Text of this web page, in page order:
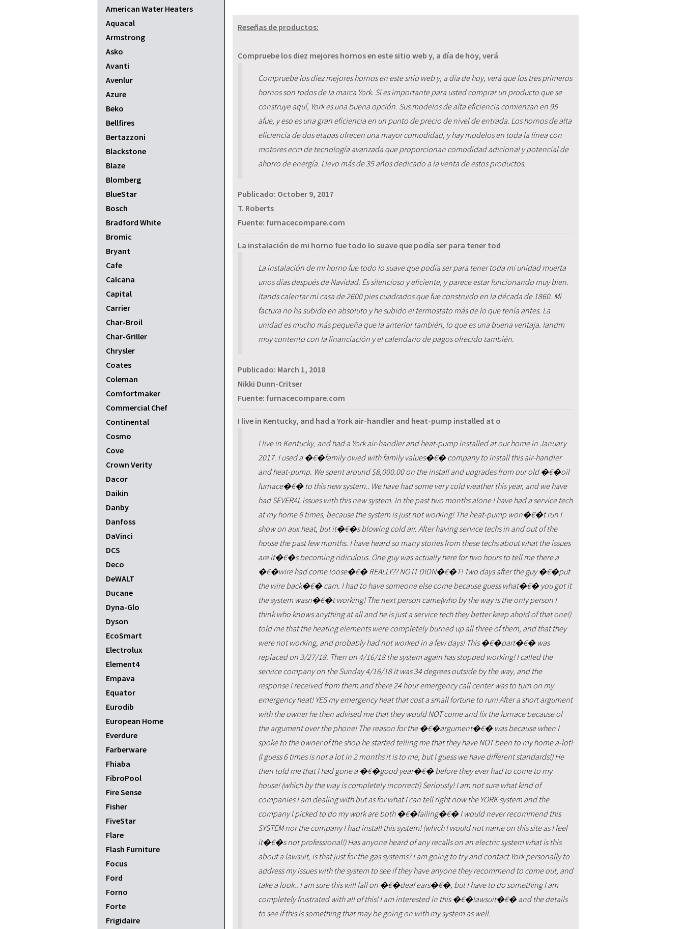
American Water Heaters
Aquacal
Armstrong
Asko
Avanti
Avenlur
Azure
Beko
Bellfires
Bertazzoni
Blackstone
Blaze
Blomberg
BlueStar
Bosch
Bradford White
Bromic
Bryant
Cafe
Calcana
Capital
Carrier
Char-Broil
Char-Griller
Chrysler
Coates
Coleman
Comfortmaker
Commercial Chef
Continental
Cosmo
Cove
Crown Verity
Dacor
Daikin
Danby
Danfoss
DaVinci
DCS
Deco
DeWALT
Ducane
Dyna-Glo
Dyson
EcoSmart
Electrolux
Element4
Empava
Equator
Eurodib
European Home
Everdure
Farberware
Fhiaba
FibroPool
Fire Sense
Fisher
FiveStar
Flare
Flash Furniture
Focus
Ford
Forno
Forte
Frigidaire
Reseñas de productos:
Compruebe los diez mejores hornos en este sitio web y, a día de hoy, verá
Compruebe los diez mejores hornos en este sitio web y, a día de hoy, verá que los tres primeros
hornos son todos de la marca York. Si es importante para usted comprar un producto que se
construye aquí, York es una buena opción. Sus modelos de alta eficiencia comienzan en 95
afue, y eso es una gran eficiencia en un punto de precio de nivel de entrada. Los hornos de alta
eficiencia de dos etapas ofrecen una mayor comodidad, y hay modelos en toda la línea con
motores ecm de tecnología avanzada que proporcionan comodidad adicional y potencial de
ahorro de energía. Llevo más de 35 años dedicado a la venta de estos productos.
Publicado: October 9, 2017
T. Roberts
Fuente: furnacecompare.com
La instalación de mi horno fue todo lo suave que podía ser para tener tod
La instalación de mi horno fue todo lo suave que podía ser para tener toda mi unidad muerta
unos días después de Navidad. Es silencioso y eficiente, y parece estar funcionando muy bien.
Itands calentar mi casa de 2600 pies cuadrados que fue construido en la década de 1860. Mi
factura no ha subido en absoluto y he subido el termostato más de lo que tenía antes. La
unidad es mucho más pequeña que la anterior también, lo que es una buena ventaja. Iandm
muy contento con la financiación y el calendario de pagos ofrecido también.
Publicado: March 1, 2018
Nikki Dunn-Critser
Fuente: furnacecompare.com
I live in Kentucky, and had a York air-handler and heat-pump installed at o
I live in Kentucky, and had a York air-handler and heat-pump installed at our home in January
2017. I used a �€�family owed with family values�€� company to install this air-handler
and heat-pump. We spent around $8,000.00 on the install and upgrades from our old �€�oil
furnace�€� to this new system.. We have had some very cold weather this year, and we have
had SEVERAL issues with this new system. In the past two months alone I have had a service tech
at my home 6 times, because the system is just not working! The heat-pump won�€�t run I
show on aux heat, but it�€�s blowing cold air. After having service techs in and out of the
house the past few months. I have heard so many stories from these techs about what the issues
are it�€�s becoming ridiculous. One guy was actually here for two hours to tell me there a
�€�wire had come loose�€� REALLY?? NO IT DIDN�€�T! Two days after the guy �€�put
the wire back�€� cam. I had to have someone else come because guess what�€� you got it
the system wasn�€�t working! The next person came(who by the way is the only person I
think who knows anything at all and he is just a service tech they better keep ahold of that one!)
told me that the heating elements were completely burned up all three of them, and that they
were not working, and probably had not worked in a few days! This �€�part�€� was
replaced on 3/27/18. Then on 4/16/18 the system again has stopped working! I called the
service company on the Sunday 4/16/18 it was 34 degrees outside by the way, and the
response I received from them and there 24 hour emergency call center was to turn on my
emergency heat! YES my emergency heat that cost a small fortune to run! After a short argument
with the owner he then advised me that they would NOT come and fix the furnace because of
the argument over the phone! The reason for the �€�argument�€� was because when I
spoke to the owner of the shop he started telling me that they have NOT been to my home a-lot!
(I guess 6 times is not a lot in 2 months it is to me, but I guess we have different standards!) He
then told me that I had gone a �€�good year�€� before they ever had to come to my
house! (which by the way is completely incorrect!) Seriously! I am not sure what kind of
companies I am dealing with but as for what I can tell right now the YORK system and the
company I picked to do my work are both �€�failing�€� I would never recommend this
SYSTEM nor the company I had install this system! (which I would not name on this site as I feel
it�€�s not professional!) Has anyone heard of any recalls on an electric system what is this
about a lawsuit, is that just for the gas systems? I am going to try and contact York personally to
address my issues with the system to see if they have anyone they recommend to come out, and
take a look.. I am sure this will fall on �€�deaf ears�€�, but I have to do something I am
completely frustrated with all of this! I am interested in this �€�lawsuit�€� and the details
to see if this is something that may be going on with my system as well.